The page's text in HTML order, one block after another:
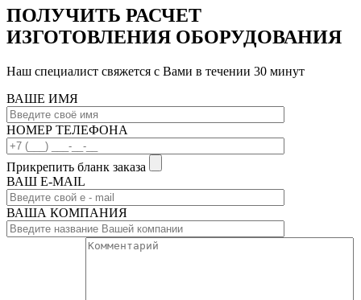
ПОЛУЧИТЬ РАСЧЕТ
ИЗГОТОВЛЕНИЯ ОБОРУДОВАНИЯ
Наш специалист свяжется с Вами в течении 30 минут
ВАШЕ ИМЯ
НОМЕР ТЕЛЕФОНА
Прикрепить бланк заказа
ВАШ Е-МAIL
ВАША КОМПАНИЯ